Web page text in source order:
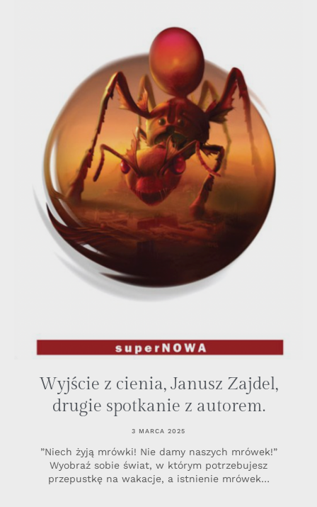
Wyjście z cienia, Janusz Zajdel,
drugie spotkanie z autorem.
3 MARCA 2025
”Niech żyją mrówki! Nie damy naszych mrówek!”
Wyobraź sobie świat, w którym potrzebujesz
przepustkę na wakacje, a istnienie mrówek…